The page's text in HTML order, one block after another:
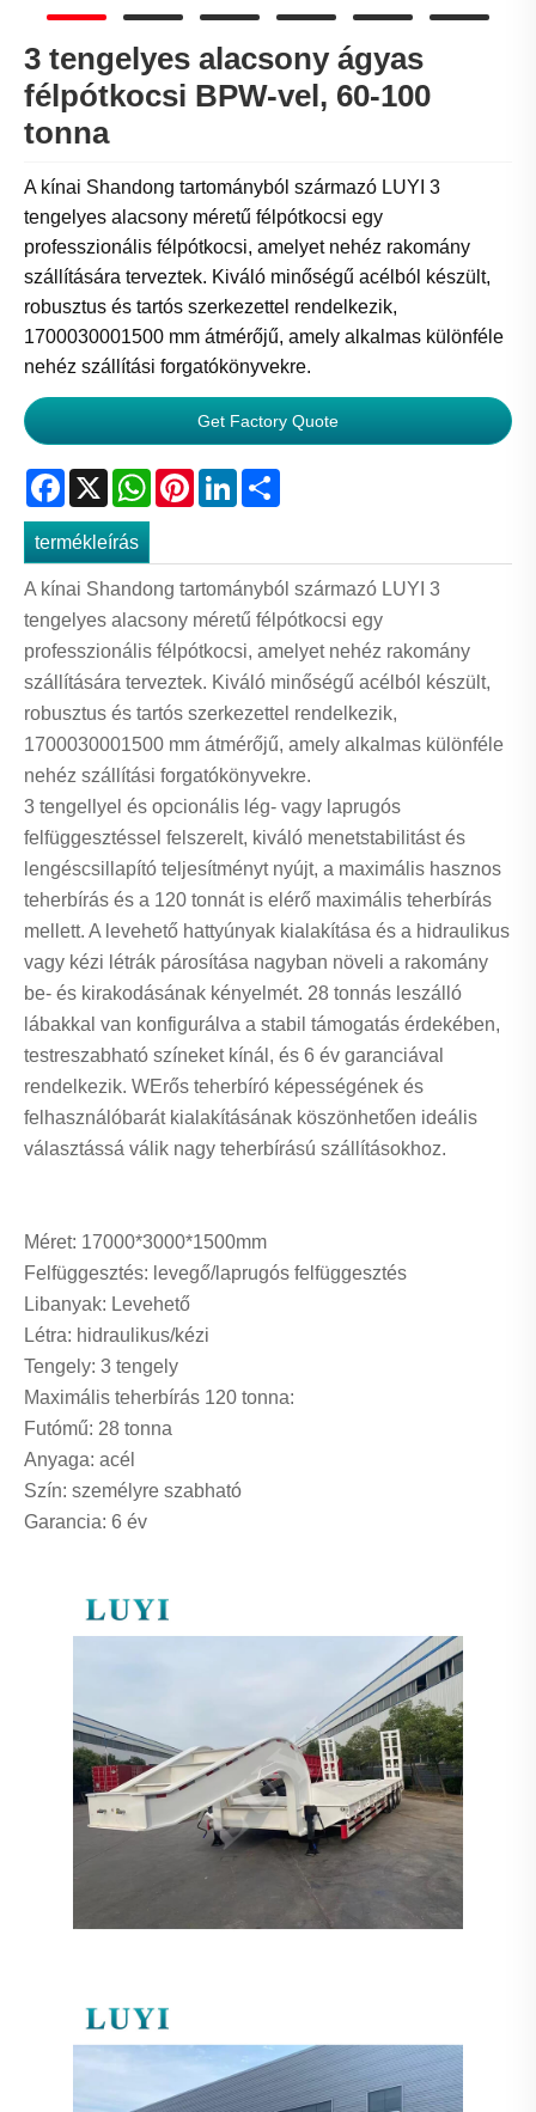
3 tengelyes alacsony ágyas
félpótkocsi BPW-vel, 60-100
tonna
A kínai Shandong tartományból származó LUYI 3
tengelyes alacsony méretű félpótkocsi egy
professzionális félpótkocsi, amelyet nehéz rakomány
szállítására terveztek. Kiváló minőségű acélból készült,
robusztus és tartós szerkezettel rendelkezik,
1700030001500 mm átmérőjű, amely alkalmas különféle
nehéz szállítási forgatókönyvekre.
Get Factory Quote
Facebook
X WhatsApp
PinterestLinkedIn
termékleírás
A kínai Shandong tartományból származó LUYI 3
tengelyes alacsony méretű félpótkocsi egy
professzionális félpótkocsi, amelyet nehéz rakomány
szállítására terveztek. Kiváló minőségű acélból készült,
robusztus és tartós szerkezettel rendelkezik,
1700030001500 mm átmérőjű, amely alkalmas különféle
nehéz szállítási forgatókönyvekre.
3 tengellyel és opcionális lég- vagy laprugós
felfüggesztéssel felszerelt, kiváló menetstabilitást és
lengéscsillapító teljesítményt nyújt, a maximális hasznos
teherbírás és a 120 tonnát is elérő maximális teherbírás
mellett. A levehető hattyúnyak kialakítása és a hidraulikus
vagy kézi létrák párosítása nagyban növeli a rakomány
be- és kirakodásának kényelmét. 28 tonnás leszálló
lábakkal van konfigurálva a stabil támogatás érdekében,
testreszabható színeket kínál, és 6 év garanciával
rendelkezik. WErős teherbíró képességének és
felhasználóbarát kialakításának köszönhetően ideális
választássá válik nagy teherbírású szállításokhoz.
Méret: 17000*3000*1500mm
Felfüggesztés: levegő/laprugós felfüggesztés
Libanyak: Levehető
Létra: hidraulikus/kézi
Tengely: 3 tengely
Maximális teherbírás 120 tonna:
Futómű: 28 tonna
Anyaga: acél
Szín: személyre szabható
Garancia: 6 év